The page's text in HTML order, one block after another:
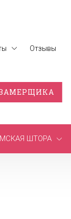
Отзывы
ШТОРА